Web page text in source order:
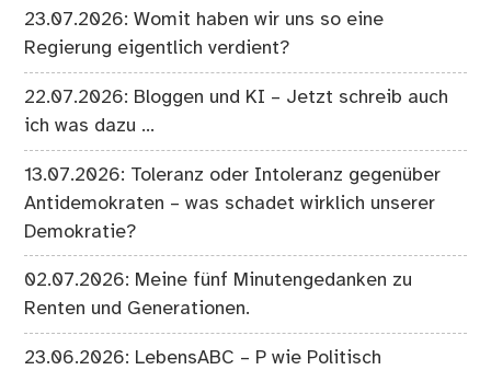
23.07.2026: Womit haben wir uns so eine
Regierung eigentlich verdient?
22.07.2026: Bloggen und KI – Jetzt schreib auch
ich was dazu …
13.07.2026: Toleranz oder Intoleranz gegenüber
Antidemokraten – was schadet wirklich unserer
Demokratie?
02.07.2026: Meine fünf Minutengedanken zu
Renten und Generationen.
23.06.2026: LebensABC – P wie Politisch